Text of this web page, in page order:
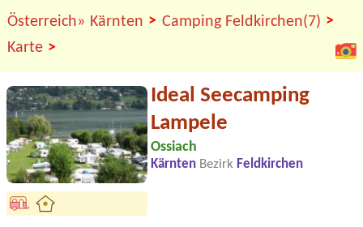
Österreich» Kärnten > Camping Feldkirchen(7) >
Karte >
Ideal Seecamping
Lampele
Ossiach
Kärnten Bezirk Feldkirchen